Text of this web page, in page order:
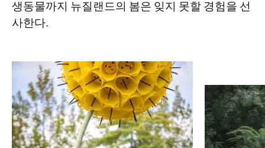
생동물까지 뉴질랜드의 봄은 잊지 못할 경험을 선
사한다.